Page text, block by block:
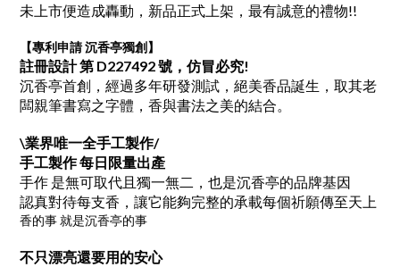
未上市便造成轟動，新品正式上架，最有誠意的禮物!!
【專利申請 沉香亭獨創】
註冊設計 第 D227492 號，仿冒必究!
沉香亭首創，經過多年研發測試，絕美香品誕生，取其老
闆親筆書寫之字體，香與書法之美的結合。
\業界唯一全手工製作/
手工製作 每日限量出產
手作 是無可取代且獨一無二，也是沉香亭的品牌基因
認真對待每支香，讓它能夠完整的承載每個祈願傳至天上
香的事 就是沉香亭的事
不只漂亮還要用的安心